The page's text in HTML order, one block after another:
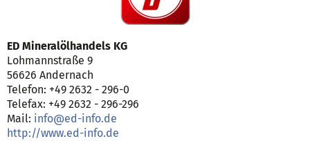
ED Mineralölhandels KG
Lohmannstraße 9
56626 Andernach
Telefon: +49 2632 - 296-0
Telefax: +49 2632 - 296-296
Mail: info@ed-info.de
http://www.ed-info.de